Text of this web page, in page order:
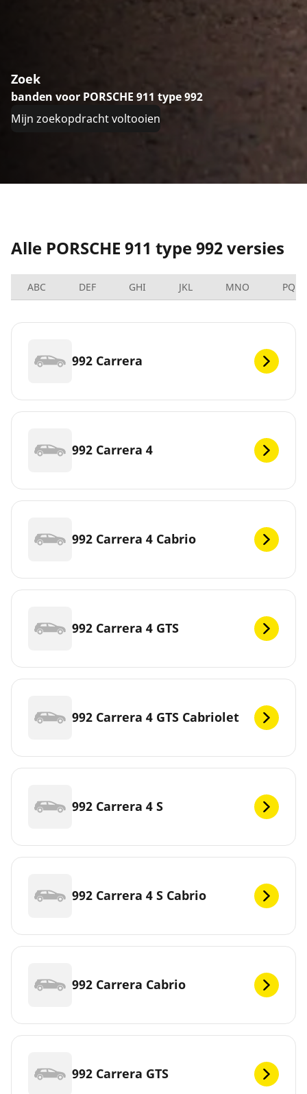
Zoek
banden voor PORSCHE 911 type 992
Mijn zoekopdracht voltooien
Alle PORSCHE 911 type 992 versies
ABC DEF GHI JKL MNO PQRS
992 Carrera
992 Carrera 4
992 Carrera 4 Cabrio
992 Carrera 4 GTS
992 Carrera 4 GTS Cabriolet
992 Carrera 4 S
992 Carrera 4 S Cabrio
992 Carrera Cabrio
992 Carrera GTS